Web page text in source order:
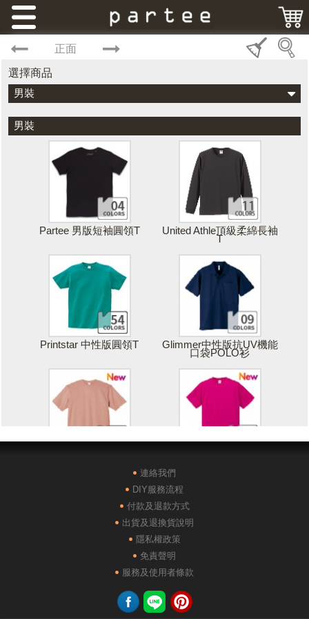
正面
選擇商品
男裝
男裝
Partee 男版短袖圓領T United Athle頂級柔綿長袖
T
Printstar 中性版圓領T Glimmer中性版抗UV機能
口袋POLO衫
POLONE1純棉短袖POLO AG28000落肩重磅精梳棉
連絡我們
DIY服務流程
付款及退款方式
出貨及退換貨說明
隱私權政策
免責聲明
服務及使用者條款